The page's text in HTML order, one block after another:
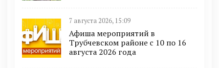
7 августа 2026, 15:09
Афиша мероприятий в
Трубчевском районе с 10 по 16
августа 2026 года